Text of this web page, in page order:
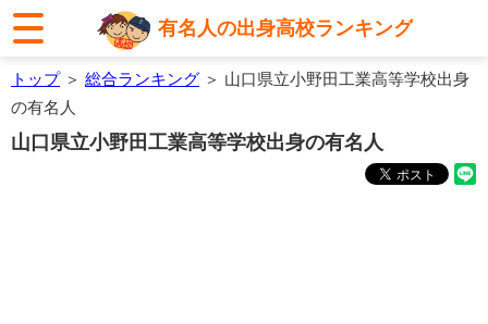
有名人の出身高校ランキング
トップ＞ 総合ランキング ＞ 山口県立小野田工業高等学校出身
の有名人
山口県立小野田工業高等学校出身の有名人